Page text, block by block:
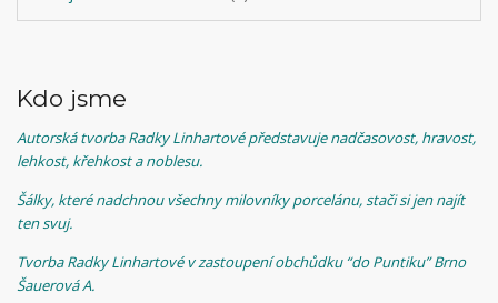
Kdo jsme
Autorská tvorba Radky Linhartové představuje nadčasovost, hravost,
lehkost, křehkost a noblesu.
Šálky, které nadchnou všechny milovníky porcelánu, stači si jen najít
ten svuj.
Tvorba Radky Linhartové v zastoupení obchůdku “do Puntiku” Brno
Šauerová A.